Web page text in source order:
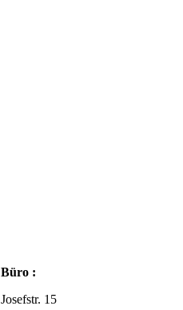
Büro :
Josefstr. 15